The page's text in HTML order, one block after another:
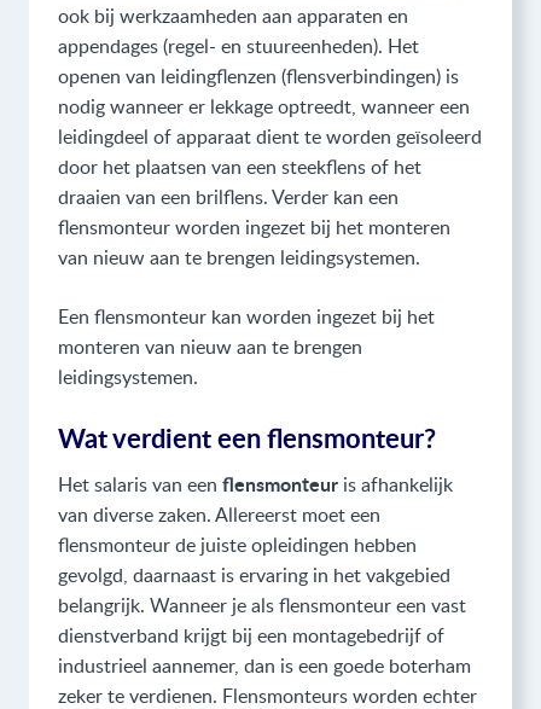
ook bij werkzaamheden aan apparaten en
appendages (regel- en stuureenheden). Het
openen van leidingflenzen (flensverbindingen) is
nodig wanneer er lekkage optreedt, wanneer een
leidingdeel of apparaat dient te worden geïsoleerd
door het plaatsen van een steekflens of het
draaien van een brilflens. Verder kan een
flensmonteur worden ingezet bij het monteren
van nieuw aan te brengen leidingsystemen.
Een flensmonteur kan worden ingezet bij het
monteren van nieuw aan te brengen
leidingsystemen.
Wat verdient een flensmonteur?
Het salaris van een flensmonteur is afhankelijk
van diverse zaken. Allereerst moet een
flensmonteur de juiste opleidingen hebben
gevolgd, daarnaast is ervaring in het vakgebied
belangrijk. Wanneer je als flensmonteur een vast
dienstverband krijgt bij een montagebedrijf of
industrieel aannemer, dan is een goede boterham
zeker te verdienen. Flensmonteurs worden echter